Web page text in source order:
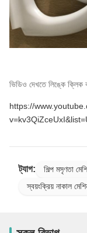
ভিডিও দেখতে লিঙ্কে ক্লিক
https://
ট্যাগ: শিল্প মসৃণতা
স্বয়ংক্রিয় নাকাল